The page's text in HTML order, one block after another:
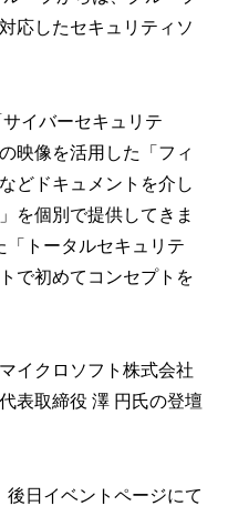
応したセキュリティソ
イバーセキュリテ
映像を活用した「フィ
どドキュメントを介し
を個別で提供してきま
「トータルセキュリテ
で初めてコンセプトを
イクロソフト株式会社
表取締役 澤 円氏の登壇
日イベントページにて